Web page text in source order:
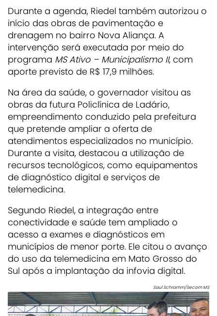
Durante a agenda, Riedel também autorizou o
início das obras de pavimentação e
drenagem no bairro Nova Aliança. A
intervenção será executada por meio do
programa MS Ativo – Municipalismo II, com
aporte previsto de R$ 17,9 milhões.
Na área da saúde, o governador visitou as
obras da futura Policlínica de Ladário,
empreendimento conduzido pela prefeitura
que pretende ampliar a oferta de
atendimentos especializados no município.
Durante a visita, destacou a utilização de
recursos tecnológicos, como equipamentos
de diagnóstico digital e serviços de
telemedicina.
Segundo Riedel, a integração entre
conectividade e saúde tem ampliado o
acesso a exames e diagnósticos em
municípios de menor porte. Ele citou o avanço
do uso da telemedicina em Mato Grosso do
Sul após a implantação da infovia digital.
Saul Schramm/Secom MS